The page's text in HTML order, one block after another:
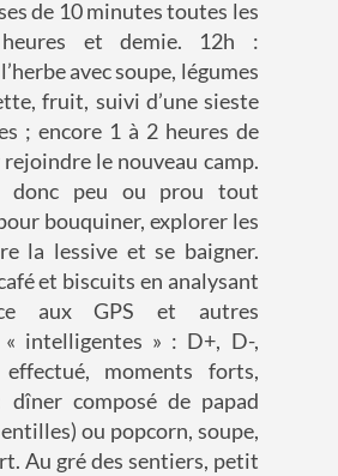
de 10 minutes toutes les
et demie. 12h :
avec soupe, légumes
fruit, suivi d’une sieste
; encore 1 à 2 heures de
le nouveau camp.
donc peu ou prou tout
bouquiner, explorer les
la lessive et se baigner.
et biscuits en analysant
aux GPS et autres
« intelligentes » : D+, D-,
effectué, moments forts,
composé de papad
ou popcorn, soupe,
Au gré des sentiers, petit